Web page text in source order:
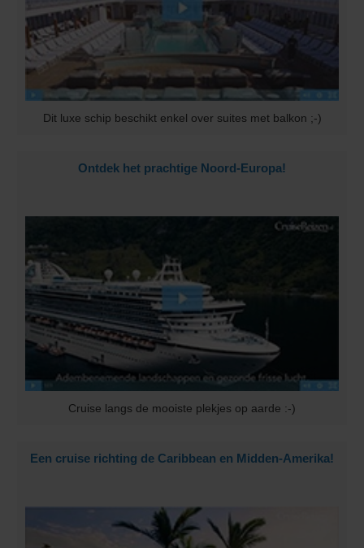
Dit luxe schip beschikt enkel over suites met balkon ;-)
Ontdek het prachtige Noord-Europa!
Cruise langs de mooiste plekjes op aarde :-)
Een cruise richting de Caribbean en Midden-Amerika!